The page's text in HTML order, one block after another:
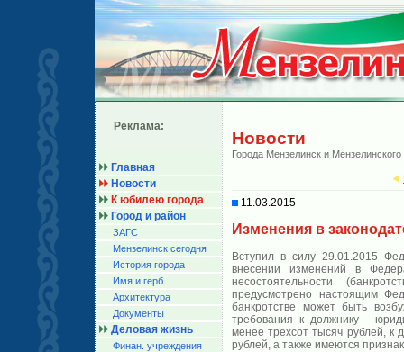
Реклама:
Главная
Новости
К юбилею города
Город и район
ЗАГС
Мензелинск сегодня
История города
Имя и герб
Архитектура
Документы
Деловая жизнь
Финан. учреждения
Новости
Города Мензелинск и Мензелинского
11.03.2015
Изменения в
Вступил в силу 29.01.2015
внесении изменений в
несостоятельности
предусмотрено настоящим
банкротстве может быть
требования к должнику -
менее трехсот тысяч рублей, к
рублей, а также имеются